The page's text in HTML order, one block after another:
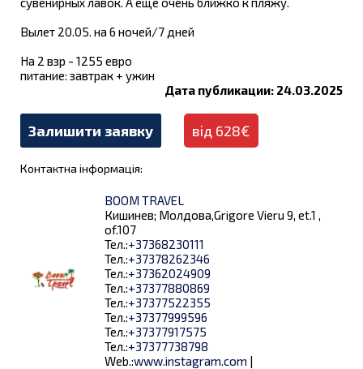
Вылет 20.05. на 6 ночей/7 дней
На 2 взр - 1255 евро
питание: завтрак + ужин
Дата публикации: 24.03.2025
Залишити заявку від 628€
Контактна інформація:
BOOM TRAVEL
Кишинев; Молдова,Grigore Vieru 9, et.1 ,
of.107
Тел.:+37368230111
Тел.:+37378262346
Тел.:+37362024909
Тел.:+37377880869
Тел.:+37377522355
Тел.:+37377999596
Тел.:+37377917575
Тел.:+37377738798
Web.:www.instagram.com |